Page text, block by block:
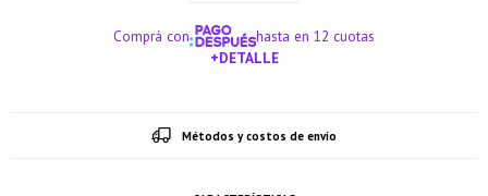
Comprá con
hasta en 12 cuotas
+DETALLE
Métodos y costos de envío